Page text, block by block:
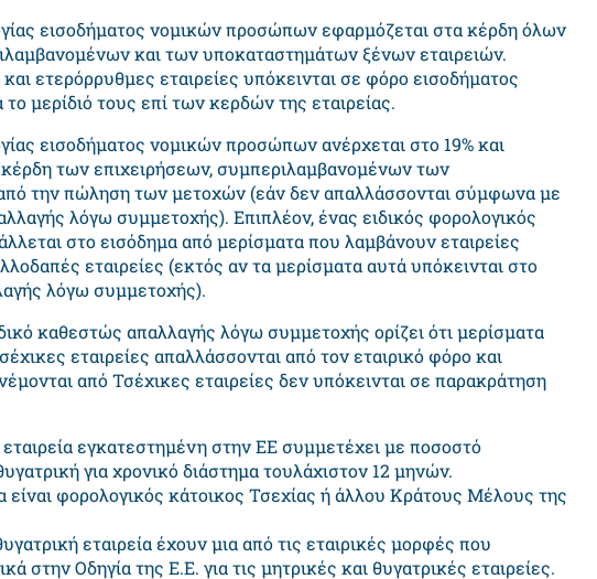
εισοδήματος νομικών προσώπων εφαρμόζεται στα κέρδη όλων
και των υποκαταστημάτων ξένων εταιρειών.
ετερόρρυθμες εταιρείες υπόκεινται σε φόρο εισοδήματος
μερίδιό τους επί των κερδών της εταιρείας.
εισοδήματος νομικών προσώπων ανέρχεται στο 19% και
των επιχειρήσεων, συμπεριλαμβανομένων των
την πώληση των μετοχών (εάν δεν απαλλάσσονται σύμφωνα με
λόγω συμμετοχής). Επιπλέον, ένας ειδικός φορολογικός
στο εισόδημα από μερίσματα που λαμβάνουν εταιρείες
εταιρείες (εκτός αν τα μερίσματα αυτά υπόκεινται στο
λόγω συμμετοχής).
καθεστώς απαλλαγής λόγω συμμετοχής ορίζει ότι μερίσματα
εταιρείες απαλλάσσονται από τον εταιρικό φόρο και
από Τσέχικες εταιρείες δεν υπόκεινται σε παρακράτηση
εγκατεστημένη στην ΕΕ συμμετέχει με ποσοστό
για χρονικό διάστημα τουλάχιστον 12 μηνών.
είναι φορολογικός κάτοικος Τσεχίας ή άλλου Κράτους Μέλους της
εταιρεία έχουν μια από τις εταιρικές μορφές που
στην Οδηγία της Ε.Ε. για τις μητρικές και θυγατρικές εταιρείες.